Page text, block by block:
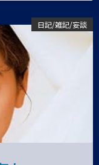
日記/雑記/妄談